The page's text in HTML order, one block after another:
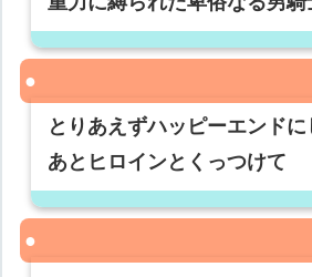
とりあえずハッピーエンドに
あとヒロインとくっつけて